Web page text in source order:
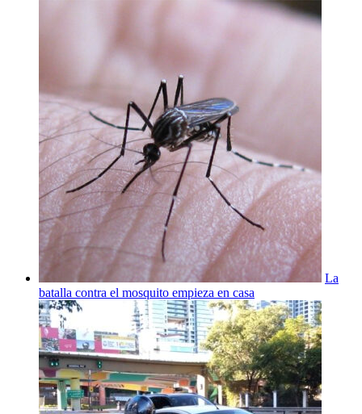
La
batalla contra el mosquito empieza en casa